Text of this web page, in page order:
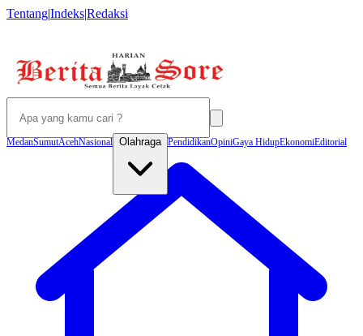
Tentang|Indeks|Redaksi
MedanSumutAcehNasional Olahraga PendidikanOpiniGaya HidupEkonomiEditorial